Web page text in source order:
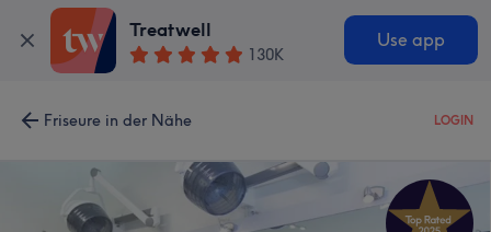
Treatwell
130K
Use app
Friseure in der Nähe LOGIN